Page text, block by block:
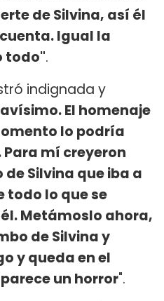
de Silvina, así él
Igual la
todo".
indignada y
El homenaje
lo podría
mí creyeron
Silvina que iba a
todo lo que se
Metámoslo ahora,
de Silvina y
y queda en el
un horror".